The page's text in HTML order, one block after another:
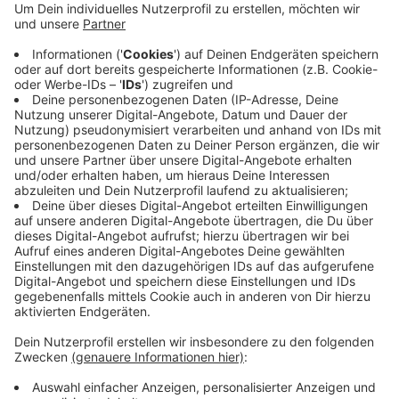
Die gemeinsame Wissenschaftskonferenz von Bund
und Ländern hat zwei Projekte für eine noch bessere
Lehrerausbildung ausgesucht, die Fördergeld
bekommen. Das eine führt die Uni alleine durch, das
andere mit elf anderen Unis aus NRW. Die Höhe der
Fördersumme steht noch nicht fest, aber die Uni nennt
die beiden Zusagen einen herausragenden Erfolg.
Anzeige
Anzeige